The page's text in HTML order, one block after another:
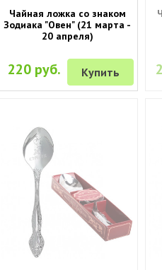
Чайная ложка со знаком
Зодиака "Овен" (21 марта -
20 апреля)
220 руб. Купить